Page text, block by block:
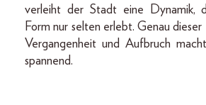
verleiht der Stadt eine Dynamik,
Form nur selten erlebt. Genau dieser
Vergangenheit und Aufbruch
spannend.